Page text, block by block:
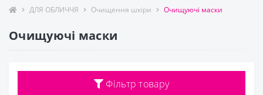
ДЛЯ ОБЛИЧЧЯ Очищення шкіри Очищуючі маски
Очищуючі маски
Фільтр товару